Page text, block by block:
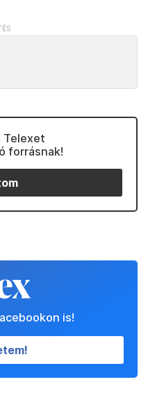
Telexet
forrásnak!
is!